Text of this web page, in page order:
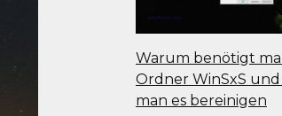
Warum benötigt
Ordner WinSxS
man es bereinigen